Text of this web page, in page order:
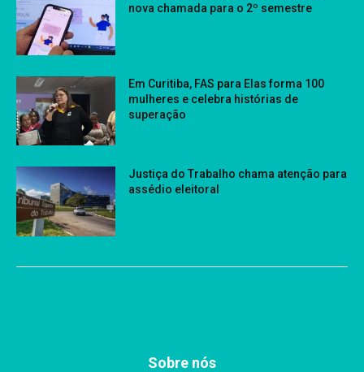
nova chamada para o 2º semestre
Em Curitiba, FAS para Elas forma 100
mulheres e celebra histórias de
superação
Justiça do Trabalho chama atenção para
assédio eleitoral
Sobre nós